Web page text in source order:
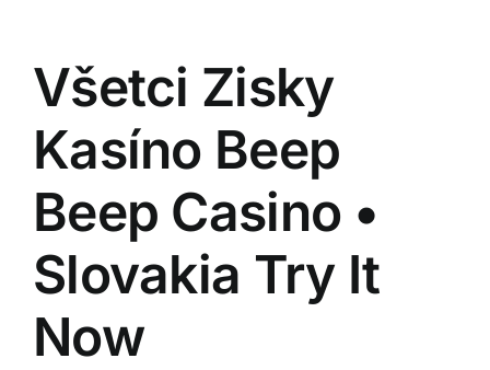
Všetci Zisky
Kasíno Beep
Beep Casino •
Slovakia Try It
Now